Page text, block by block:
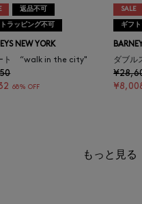
返品不可
ラッピング不可
NEW YORK
ト “walk in the city"
68% OFF
SALE
ギフ
ダブル
もっと見る